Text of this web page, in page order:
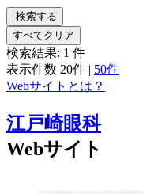
検索する
すべてクリア
検索結果: 1 件
表示件数 20件 | 50件
Webサイトとは？
江戸崎眼科
Webサイト